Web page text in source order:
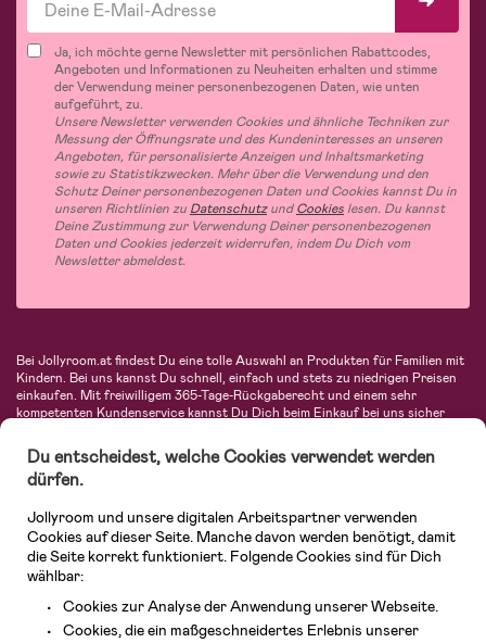
Ja, ich möchte gerne Newsletter mit persönlichen Rabattcodes,
Angeboten und Informationen zu Neuheiten erhalten und stimme
der Verwendung meiner personenbezogenen Daten, wie unten
aufgeführt, zu.
Unsere Newsletter verwenden Cookies und ähnliche Techniken zur
Messung der Öffnungsrate und des Kundeninteresses an unseren
Angeboten, für personalisierte Anzeigen und Inhaltsmarketing
sowie zu Statistikzwecken. Mehr über die Verwendung und den
Schutz Deiner personenbezogenen Daten und Cookies kannst Du in
unseren Richtlinien zu DatenschutzundCookies lesen. Du kannst
Deine Zustimmung zur Verwendung Deiner personenbezogenen
Daten und Cookies jederzeit widerrufen, indem Du Dich vom
Newsletter abmeldest.
Bei Jollyroom.at findest Du eine tolle Auswahl an Produkten für Familien mit
Kindern. Bei uns kannst Du schnell, einfach und stets zu niedrigen Preisen
einkaufen. Mit freiwilligem 365-Tage-Rückgaberecht und einem sehr
kompetenten Kundenservice kannst Du Dich beim Einkauf bei uns sicher
Autositze, Kinder- und Babymode, Produkte für Mütter und eine Menge
fantastischer Einrichtungsgegenstände, Spielsachen, Babyprodukte und
vieles mehr. Wir haben Produkte von bekannten Herstellern wie Britax, Maxi-
Avent, Jack Wolfskin, Cybex, LEGO und vielen mehr. Schau Dich um in
unserem vielfältigen Onlineshop für Kinder & Babys. Willkommen!
Du entscheidest, welche Cookies verwendet werden
dürfen.
Jollyroom und unsere digitalen Arbeitspartner verwenden
Cookies auf dieser Seite. Manche davon werden benötigt, damit
die Seite korrekt funktioniert. Folgende Cookies sind für Dich
wählbar:
Cookies zur Analyse der Anwendung unserer Webseite.
Cookies, die ein maßgeschneidertes Erlebnis unserer